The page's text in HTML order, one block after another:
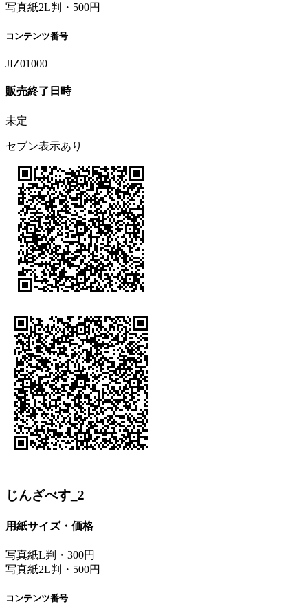
写真紙2L判・500円
コンテンツ番号
JIZ01000
販売終了日時
未定
セブン表示あり
じんざべす_2
用紙サイズ・価格
写真紙L判・300円
写真紙2L判・500円
コンテンツ番号